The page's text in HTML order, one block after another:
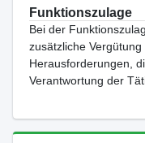
Funktionszulage
Bei der
zusätzliche
Herausforderungen,
Verantwortung der